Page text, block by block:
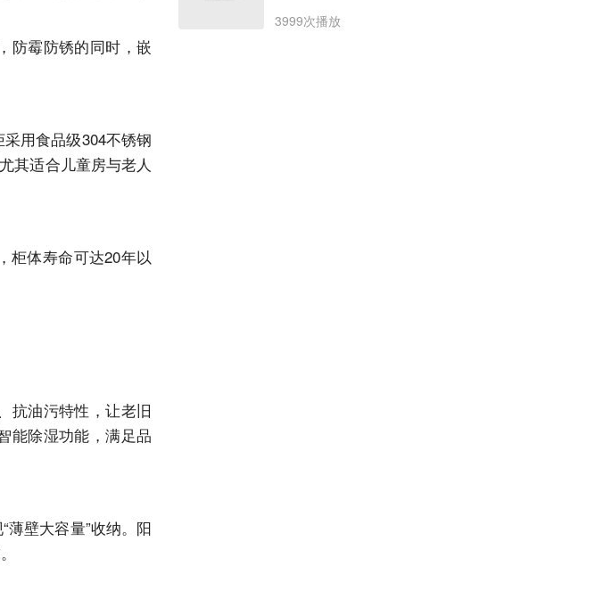
防霉防锈的同时，嵌
用食品级304不锈钢
其适合儿童房与老人
柜体寿命可达20年以
抗油污特性，让老旧
能除湿功能，满足品
“薄壁大容量”收纳。阳
3999次播放